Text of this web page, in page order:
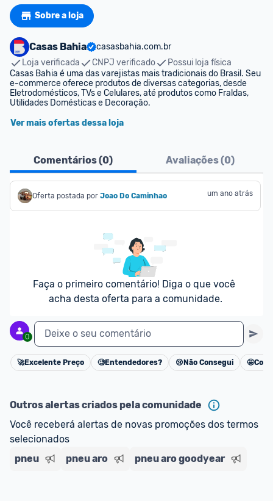
Sobre a loja
Casas Bahia
casasbahia.com.br
Loja verificada
CNPJ verificado
Possui loja física
Casas Bahia é uma das varejistas mais tradicionais do Brasil. Seu
e-commerce oferece produtos de diversas categorias, desde
Eletrodomésticos, TVs e Celulares, até produtos como Fraldas,
Utilidades Domésticas e Decoração.
Ver mais ofertas dessa loja
Comentários (0) Avaliações (0)
Oferta postada por Joao Do Caminhao um ano atrás
Faça o primeiro comentário! Diga o que você
acha desta oferta para a comunidade.
0 Deixe o seu comentário
Cancelar
🚀Excelente Preço 🧐Entendedores? 😢 Não Consegui 🤩
Outros alertas criados pela comunidade
Você receberá alertas de novas promoções dos termos
selecionados
pneu
pneu aro pneu aro goodyear